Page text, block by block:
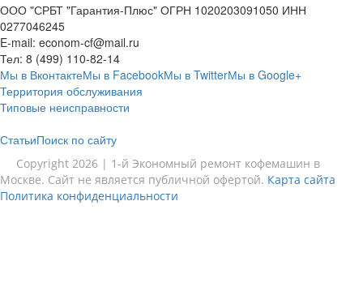
ООО "СРБТ "Гарантия-Плюс" ОГРН 1020203091050 ИНН
0277046245
E-mail: econom-cf@mail.ru
Тел: 8 (499) 110-82-14
Мы в ВконтактеМы в FacebookМы в TwitterМы в Google+
Территория обслуживания
Типовые неисправности
СтатьиПоиск по сайту
Copyright 2026 | 1-й Экономный ремонт кофемашин в
Москве. Сайт не является публичной офертой. Карта сайта
Политика конфиденциальности